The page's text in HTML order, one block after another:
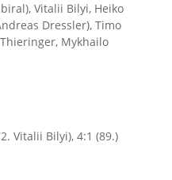
Vitalii Bilyi, Heiko
Dressler), Timo
Mykhailo
Vitalii Bilyi), 4:1 (89.)